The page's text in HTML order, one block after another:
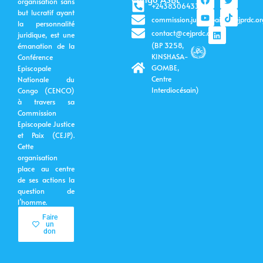
but lucratif ayant
la personnalité
juridique, est une
émanation de la
Conférence
Episcopale
Nationale du
Congo (CENCO)
à travers sa
Commission
Episcopale Justice
et Paix (CEJP).
Cette
organisation
place au centre
de ses actions la
question de
l’homme.
Faire
un
don
+243830643399
contact@cejprdc.org
(BP 3258,
KINSHASA-
GOMBE,
Centre
Interdiocésain)
a
c
e
b
o
o
k
w
i
t
t
o
u
t
u
b
e
i
k
t
o
n
k
e
d
i